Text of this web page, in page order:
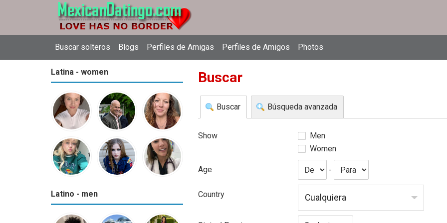
Buscar solteros Blogs Perfiles de Amigas Perfiles de Amigos Photos
Latina - women
Latino - men
Buscar
Buscar Búsqueda avanzada
Show
Men
Women
Age -
Country Cualquiera